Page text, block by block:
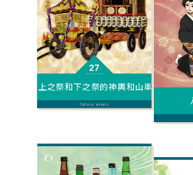
上之祭和下之祭的神輿和山車